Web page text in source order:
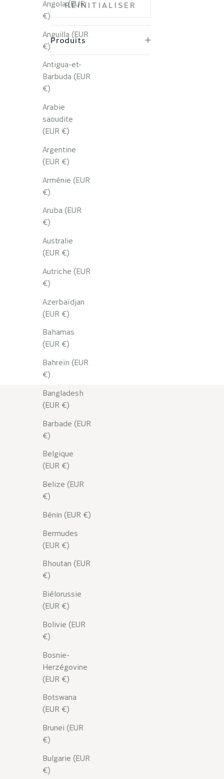
Angola (EUR
€)
Anguilla (EUR
€)
Antigua-et-
Barbuda (EUR
€)
Arabie
saoudite
(EUR €)
Argentine
(EUR €)
Arménie (EUR
€)
Aruba (EUR
€)
Australie
(EUR €)
Autriche (EUR
€)
Azerbaïdjan
(EUR €)
Bahamas
(EUR €)
Bahreïn (EUR
€)
Bangladesh
(EUR €)
Barbade (EUR
€)
Belgique
(EUR €)
Belize (EUR
€)
Bénin (EUR €)
Bermudes
(EUR €)
Bhoutan (EUR
€)
Biélorussie
(EUR €)
Bolivie (EUR
€)
Bosnie-
Herzégovine
(EUR €)
Botswana
(EUR €)
Brunei (EUR
€)
Bulgarie (EUR
€)
RÉINITIALISER
Produits
NOS ACTIFS
Zoom sur l'aloe vera
En savoir plus